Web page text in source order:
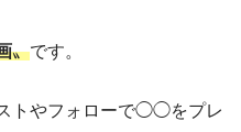
〟です。
トやフォローで◯◯をプレ